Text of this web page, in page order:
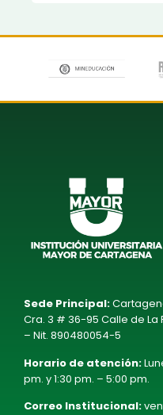
Sede Principal:
Cra. 3 # 36-95 Calle de La
– Nit. 890480054-5
Horario de atención:
pm. y 1:30 pm. – 5:00 pm.
Correo Institucional: